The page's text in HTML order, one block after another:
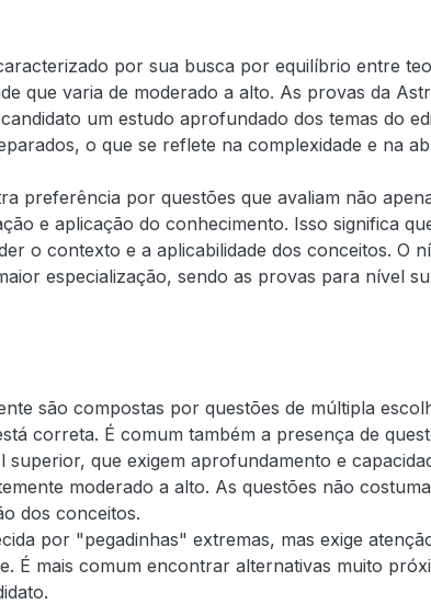
por sua busca por equilíbrio entre
que varia de moderado a alto. As provas da
um estudo aprofundado dos temas do
o que se reflete na complexidade e na
preferência por questões que avaliam não
e aplicação do conhecimento. Isso significa
o contexto e a aplicabilidade dos conceitos. O
especialização, sendo as provas para nível
são compostas por questões de múltipla
correta. É comum também a presença de
que exigem aprofundamento e
moderado a alto. As questões não
dos conceitos.
por "pegadinhas" extremas, mas exige
É mais comum encontrar alternativas muito